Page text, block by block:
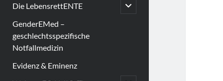
Die LebensrettENTE
open
child
GenderEMed –
geschlechtsspezifische
Notfallmedizin
Evidenz & Eminenz